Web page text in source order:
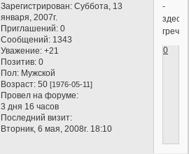
Зарегистрирован: Суббота, 13
января, 2007г.
Приглашений: 0
Сообщений: 1343
Уважение: +21
Позитив: 0
Пол: Мужской
Возраст: 50[1976-05-11]
Провел на форуме:
3 дня 16 часов
Последний визит:
Вторник, 6 мая, 2008г. 18:10
-
здесь
0